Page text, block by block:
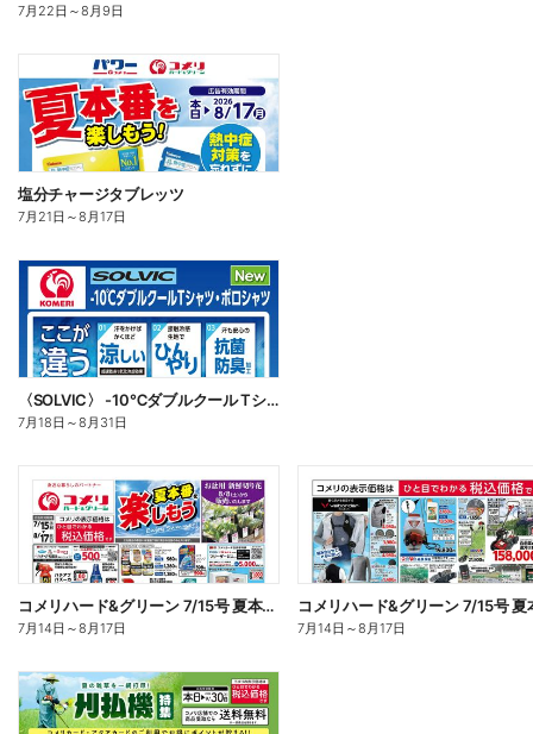
7月22日 ～8月9日
塩分チャージタブレッツ
7月21日 ～8月17日
〈SOLVIC〉 -10℃ダブルクール Tシャツ・ポロシャツ
7月18日 ～8月31日
コメリハード&グリーン 7/15号 夏本番を楽しもう オモテ
7月14日 ～8月17日 7月14日 ～8月17日